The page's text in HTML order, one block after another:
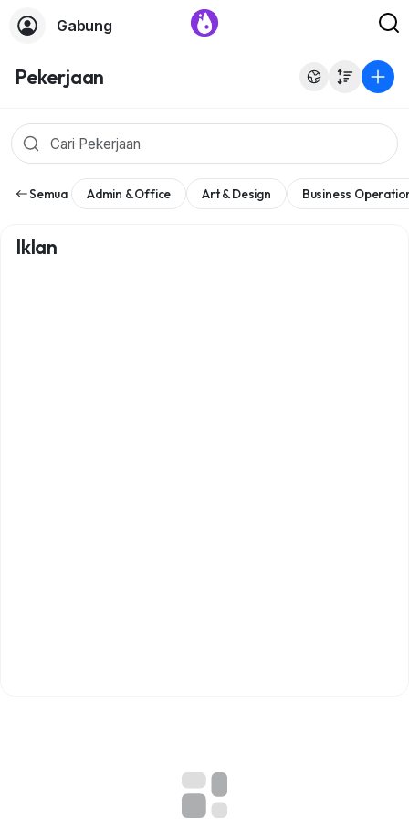
Gabung
Pekerjaan
Semua Admin & Office Art & Design Business
Iklan